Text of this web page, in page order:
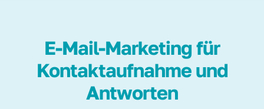
E-Mail-Marketing für
Kontaktaufnahme und
Antworten